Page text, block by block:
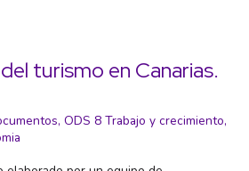
turismo en Canarias.
, ODS 8 Trabajo y crecimiento,